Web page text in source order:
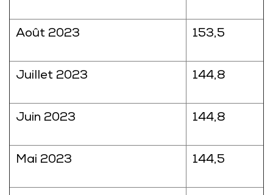
Août 2023 153,5
Juillet 2023 144,8
Juin 2023 144,8
Mai 2023 144,5